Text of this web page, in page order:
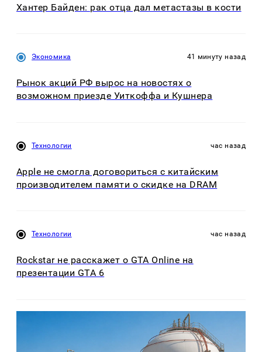
Хантер Байден: рак отца дал метастазы в кости
Экономика 41 минуту назад
Рынок акций РФ вырос на новостях о
возможном приезде Уиткоффа и Кушнера
Технологии час назад
Apple не смогла договориться с китайским
производителем памяти о скидке на DRAM
Технологии час назад
Rockstar не расскажет о GTA Online на
презентации GTA 6